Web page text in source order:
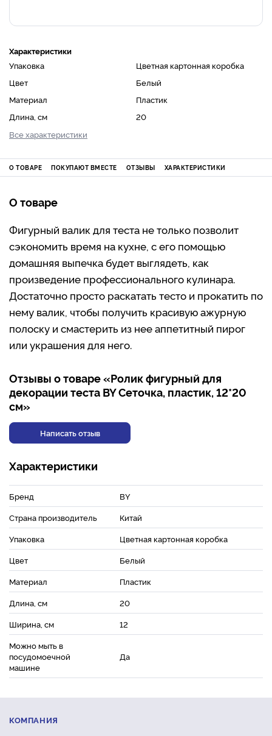
Характеристики
Упаковка
Цветная картонная коробка
Цвет
Белый
Материал
Пластик
Длина, см
20
Все характеристики
О ТОВАРЕ ПОКУПАЮТ ВМЕСТЕ ОТЗЫВЫ ХАРАКТЕРИСТИКИ
О товаре
Фигурный валик для теста не только позволит
сэкономить время на кухне, с его помощью
домашняя выпечка будет выглядеть, как
произведение профессионального кулинара.
Достаточно просто раскатать тесто и прокатить по
нему валик, чтобы получить красивую ажурную
полоску и смастерить из нее аппетитный пирог
или украшения для него.
Отзывы о товаре «Ролик фигурный для
декорации теста BY Сеточка, пластик, 12*20
см»
Написать отзыв
Характеристики
Бренд
BY
Страна производитель
Китай
Упаковка
Цветная картонная коробка
Цвет
Белый
Материал
Пластик
Длина, см
20
Ширина, см
12
Можно мыть в
посудомоечной
машине
Да
КОМПАНИЯ